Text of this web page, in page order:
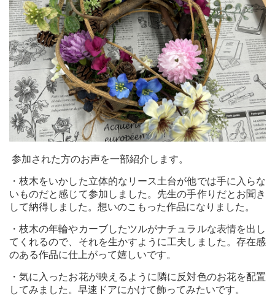
参加された方のお声を一部紹介します。
・枝木をいかした立体的なリース土台が他では手に入らな
いものだと感じて参加しました。先生の手作りだとお聞き
して納得しました。想いのこもった作品になりました。
・枝木の年輪やカーブしたツルがナチュラルな表情を出し
てくれるので、それを生かすように工夫しました。存在感
のある作品に仕上がって嬉しいです。
・気に入ったお花が映えるように隣に反対色のお花を配置
してみました。早速ドアにかけて飾ってみたいです。